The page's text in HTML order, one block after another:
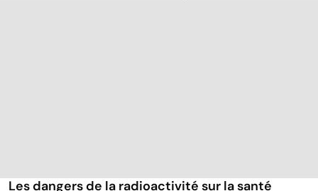
Les dangers de la radioactivité sur la santé